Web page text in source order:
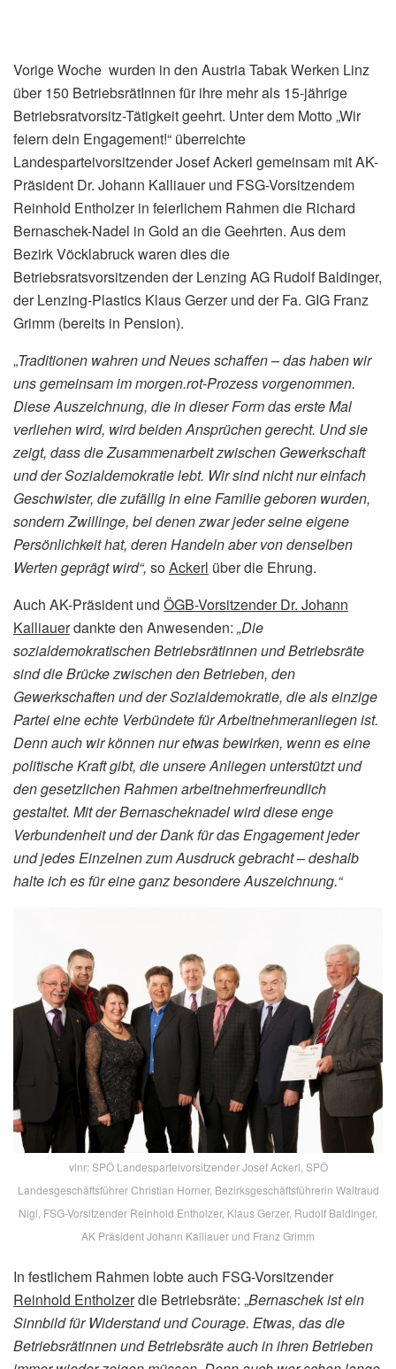
Vorige Woche wurden in den Austria Tabak Werken Linz
über 150 BetriebsrätInnen für ihre mehr als 15-jährige
Betriebsratvorsitz-Tätigkeit geehrt. Unter dem Motto „Wir
feiern dein Engagement!“ überreichte
Landesparteivorsitzender Josef Ackerl gemeinsam mit AK-
Präsident Dr. Johann Kalliauer und FSG-Vorsitzendem
Reinhold Entholzer in feierlichem Rahmen die Richard
Bernaschek-Nadel in Gold an die Geehrten. Aus dem
Bezirk Vöcklabruck waren dies die
Betriebsratsvorsitzenden der Lenzing AG Rudolf Baldinger,
der Lenzing-Plastics Klaus Gerzer und der Fa. GIG Franz
Grimm (bereits in Pension).
„Traditionen wahren und Neues schaffen – das haben wir
uns gemeinsam im morgen.rot-Prozess vorgenommen.
Diese Auszeichnung, die in dieser Form das erste Mal
verliehen wird, wird beiden Ansprüchen gerecht. Und sie
zeigt, dass die Zusammenarbeit zwischen Gewerkschaft
und der Sozialdemokratie lebt. Wir sind nicht nur einfach
Geschwister, die zufällig in eine Familie geboren wurden,
sondern Zwillinge, bei denen zwar jeder seine eigene
Persönlichkeit hat, deren Handeln aber von denselben
Werten geprägt wird“, soAckerl über die Ehrung.
Auch AK-Präsident und ÖGB-Vorsitzender Dr. Johann
Kalliauerdankte den Anwesenden: „Die
sozialdemokratischen Betriebsrätinnen und Betriebsräte
sind die Brücke zwischen den Betrieben, den
Gewerkschaften und der Sozialdemokratie, die als einzige
Partei eine echte Verbündete für Arbeitnehmeranliegen ist.
Denn auch wir können nur etwas bewirken, wenn es eine
politische Kraft gibt, die unsere Anliegen unterstützt und
den gesetzlichen Rahmen arbeitnehmerfreundlich
gestaltet. Mit der Bernascheknadel wird diese enge
Verbundenheit und der Dank für das Engagement jeder
und jedes Einzelnen zum Ausdruck gebracht – deshalb
halte ich es für eine ganz besondere Auszeichnung.“
vlnr: SPÖ Landesparteivorsitzender Josef Ackerl, SPÖ
Landesgeschäftsführer Christian Horner, Bezirksgeschäftsführerin Waltraud
Nigl, FSG-Vorsitzender Reinhold Entholzer, Klaus Gerzer, Rudolf Baldinger,
AK Präsident Johann Kalliauer und Franz Grimm
In festlichem Rahmen lobte auch FSG-Vorsitzender
Reinhold Entholzerdie Betriebsräte: „Bernaschek ist ein
Sinnbild für Widerstand und Courage. Etwas, das die
Betriebsrätinnen und Betriebsräte auch in ihren Betrieben